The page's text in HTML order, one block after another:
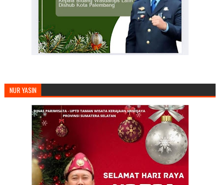
NUR YASIN